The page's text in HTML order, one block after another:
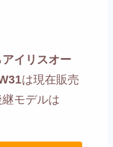
アイリスオー
は現在販売
モデルは